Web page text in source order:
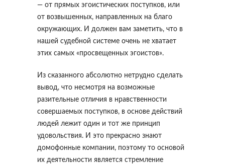
— от прямых эгоистических поступков, или
от возвышенных, направленных на благо
окружающих. И должен вам заметить, что в
нашей судебной системе очень не хватает
этих самых «просвещенных эгоистов».
Из сказанного абсолютно нетрудно сделать
вывод, что несмотря на возможные
разительные отличия в нравственности
совершаемых поступков, в основе действий
людей лежит один и тот же принцип
удовольствия. И это прекрасно знают
домофонные компании, поэтому то основой
их деятельности является стремление